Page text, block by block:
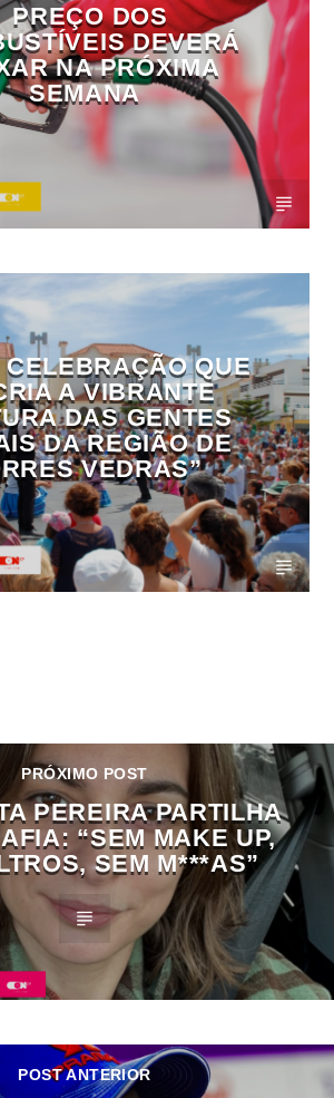
PREÇO DOS
DEVERÁ
NA PRÓXIMA
SEMANA
CELEBRAÇÃO QUE
A VIBRANTE
DAS GENTES
DA REGIÃO DE
VEDRAS”
PRÓXIMO POST
PEREIRA PARTILHA
“SEM MAKE UP,
SEM M***AS”
POST ANTERIOR